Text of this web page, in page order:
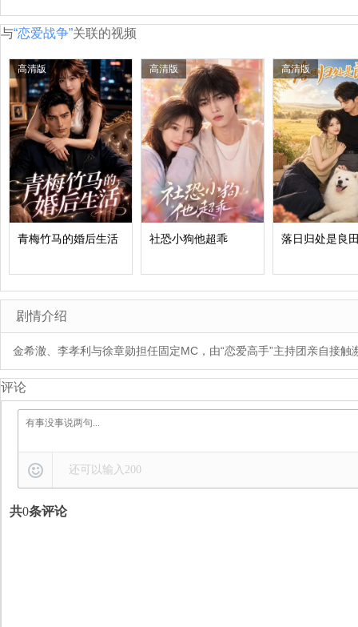
与“恋爱战争”关联的视频
青梅竹马的婚后生活
高清版
社恐小狗他超乖
高清版
落日归处是良
高清版
剧情介绍
金希澈、李孝利与徐章勋担任固定MC，由“恋爱高手”主持团亲自接
评论
还可以输入 200
共0条评论